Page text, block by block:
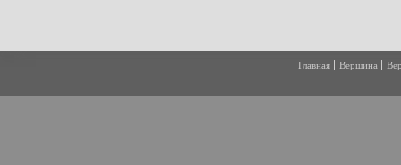
Главная Вершина